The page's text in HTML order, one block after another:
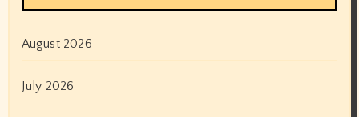
August 2026
July 2026